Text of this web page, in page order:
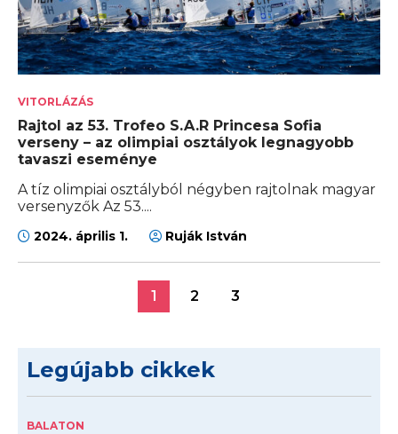
VITORLÁZÁS
Rajtol az 53. Trofeo S.A.R Princesa Sofia
verseny – az olimpiai osztályok legnagyobb
tavaszi eseménye
A tíz olimpiai osztályból négyben rajtolnak magyar
versenyzők Az 53....
2024. április 1. Ruják István
1 2 3
Legújabb cikkek
BALATON